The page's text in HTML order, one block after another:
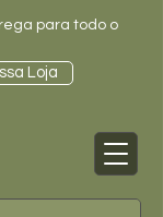
para todo o
Loja